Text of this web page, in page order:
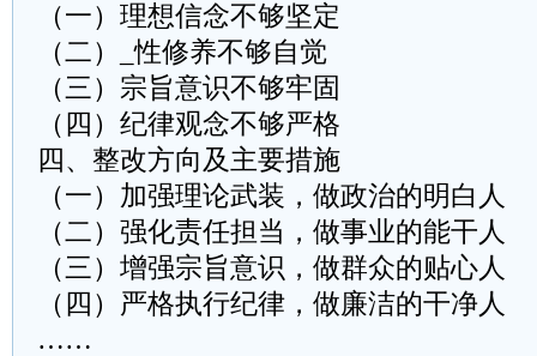
（一）理想信念不够坚定
（二）_性修养不够自觉
（三）宗旨意识不够牢固
（四）纪律观念不够严格
四、整改方向及主要措施
（一）加强理论武装，做政治的明白人
（二）强化责任担当，做事业的能干人
（三）增强宗旨意识，做群众的贴心人
（四）严格执行纪律，做廉洁的干净人
……